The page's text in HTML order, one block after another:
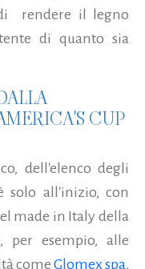
rendere il legno
di quanto sia
CUP
dell'elenco degli
solo all'inizio, con
made in Italy della
per esempio, alle
come Glomex spa,